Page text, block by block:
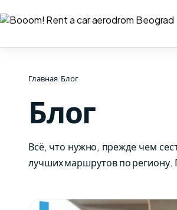
Главная/Блог
Блог
Всё, что нужно, прежде чем
лучших маршрутов по региону.